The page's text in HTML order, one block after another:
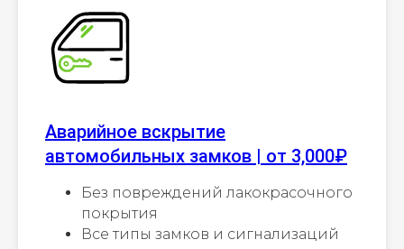
Аварийное вскрытие
автомобильных замков | от 3,000₽
Без повреждений лакокрасочного
покрытия
Все типы замков и сигнализаций